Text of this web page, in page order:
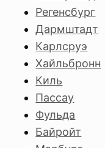
Регенсбург
Дармштадт
Карлсруэ
Хайльбронн
Киль
Пассау
Фульда
Байройт